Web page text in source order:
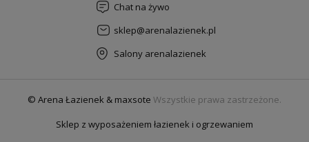
Chat na żywo
sklep@arenalazienek.pl
Salony arenalazienek
© Arena Łazienek & maxsote Wszystkie prawa zastrzeżone.
Sklep z wyposażeniem łazienek i ogrzewaniem